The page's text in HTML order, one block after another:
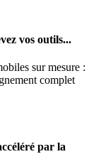
vos outils...
sur mesure :
complet
par la